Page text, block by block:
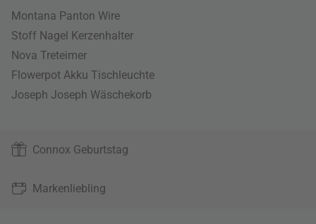
Montana Panton Wire
Stoff Nagel Kerzenhalter
Nova Treteimer
Flowerpot Akku Tischleuchte
Joseph Joseph Wäschekorb
Connox Geburtstag
Markenliebling